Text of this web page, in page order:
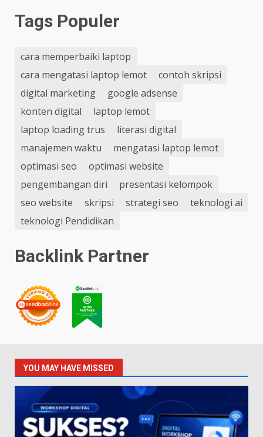
Tags Populer
cara memperbaiki laptop
cara mengatasi laptop lemot
contoh skripsi
digital marketing
google adsense
konten digital
laptop lemot
laptop loading trus
literasi digital
manajemen waktu
mengatasi laptop lemot
optimasi seo
optimasi website
pengembangan diri
presentasi kelompok
seo website
skripsi strategi seo
teknologi ai
teknologi Pendidikan
Backlink Partner
YOU MAY HAVE MISSED